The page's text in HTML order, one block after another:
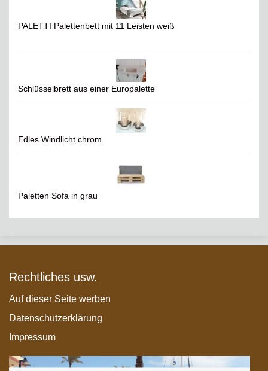
PALETTI Palettenbett mit 11 Leisten weiß
Schlüsselbrett aus einer Europalette
Edles Windlicht chrom
Paletten Sofa in grau
Rechtliches usw.
Auf dieser Seite werben
Datenschutzerklärung
Impressum